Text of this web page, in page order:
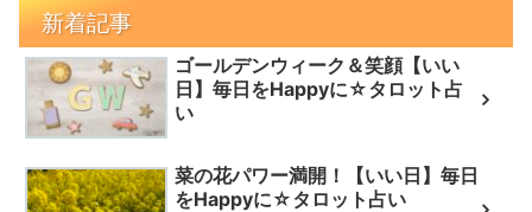
新着記事
ゴールデンウィーク＆笑顔【いい
日】毎日をHappyに☆タロット占
い
菜の花パワー満開！【いい日】毎日
をHappyに☆タロット占い